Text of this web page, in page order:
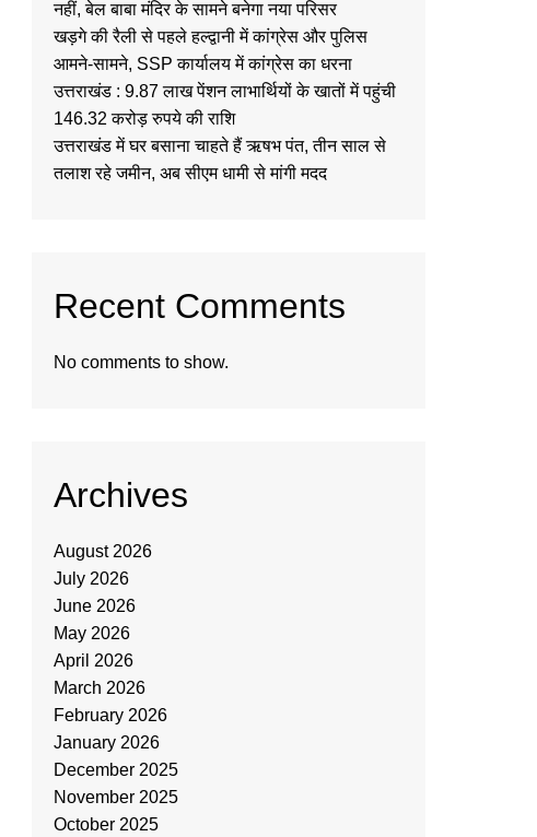
नहीं, बेल बाबा मंदिर के सामने बनेगा नया परिसर
खड़गे की रैली से पहले हल्द्वानी में कांग्रेस और पुलिस
आमने-सामने, SSP कार्यालय में कांग्रेस का धरना
उत्तराखंड : 9.87 लाख पेंशन लाभार्थियों के खातों में पहुंची
146.32 करोड़ रुपये की राशि
उत्तराखंड में घर बसाना चाहते हैं ऋषभ पंत, तीन साल से
तलाश रहे जमीन, अब सीएम धामी से मांगी मदद
Recent Comments
No comments to show.
Archives
August 2026
July 2026
June 2026
May 2026
April 2026
March 2026
February 2026
January 2026
December 2025
November 2025
October 2025